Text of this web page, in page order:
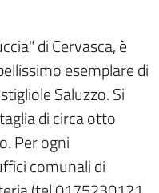
di Cervasca, è
esemplare di
Saluzzo. Si
di circa otto
Per ogni
comunali di